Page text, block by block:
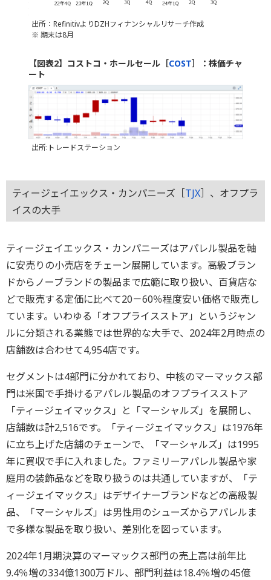
出所：RefinitivよりDZHフィナンシャルリサーチ作成
※ 期末は8月
【図表2】コストコ・ホールセール［COST］：株価チャ
ート
出所:トレードステーション
ティージェイエックス・カンパニーズ［TJX］、オフプラ
イスの大手
ティージェイエックス・カンパニーズはアパレル製品を軸
に安売りの小売店をチェーン展開しています。高級ブラン
ドからノーブランドの製品まで広範に取り扱い、百貨店な
どで販売する定価に比べて20－60％程度安い価格で販売し
ています。いわゆる「オフプライスストア」というジャン
ルに分類される業態では世界的な大手で、2024年2月時点の
店舗数は合わせて4,954店です。
セグメントは4部門に分かれており、中核のマーマックス部
門は米国で手掛けるアパレル製品のオフプライスストア
「ティージェイマックス」と「マーシャルズ」を展開し、
店舗数は計2,516です。「ティージェイマックス」は1976年
に立ち上げた店舗のチェーンで、「マーシャルズ」は1995
年に買収で手に入れました。ファミリーアパレル製品や家
庭用の装飾品などを取り扱うのは共通していますが、「テ
ィージェイマックス」はデザイナーブランドなどの高級製
品、「マーシャルズ」は男性用のシューズからアパレルま
で多様な製品を取り扱い、差別化を図っています。
2024年1月期決算のマーマックス部門の売上高は前年比
9.4％増の334億1300万ドル、部門利益は18.4％増の45億